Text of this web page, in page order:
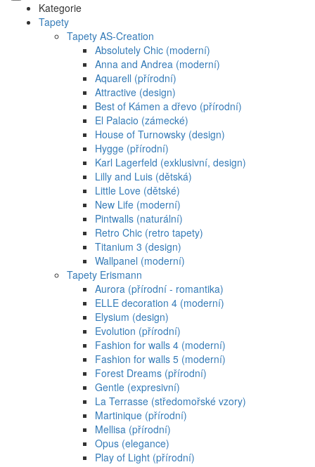
Kategorie
Tapety
Tapety AS-Creation
Absolutely Chic (moderní)
Anna and Andrea (moderní)
Aquarell (přírodní)
Attractive (design)
Best of Kámen a dřevo (přírodní)
El Palacio (zámecké)
House of Turnowsky (design)
Hygge (přírodní)
Karl Lagerfeld (exklusivní, design)
Lilly and Luis (dětská)
Little Love (dětské)
New Life (moderní)
Pintwalls (naturální)
Retro Chic (retro tapety)
Titanium 3 (design)
Wallpanel (moderní)
Tapety Erismann
Aurora (přírodní - romantika)
ELLE decoration 4 (moderní)
Elysium (design)
Evolution (přírodní)
Fashion for walls 4 (moderní)
Fashion for walls 5 (moderní)
Forest Dreams (přírodní)
Gentle (expresivní)
La Terrasse (středomořské vzory)
Martinique (přírodní)
Mellisa (přírodní)
Opus (elegance)
Play of Light (přírodní)